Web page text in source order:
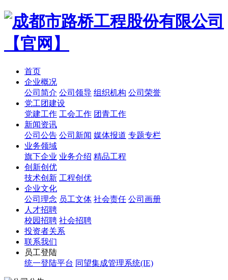
首页
企业概况
公司简介 公司领导 组织机构 公司荣誉
党工团建设
党建工作 工会工作 团青工作
新闻资讯
公司公告 公司新闻 媒体报道 专题专栏
业务领域
旗下企业 业务介绍 精品工程
创新创优
技术创新 工程创优
企业文化
公司理念 员工文体 社会责任 公司画册
人才招聘
校园招聘 社会招聘
投资者关系
联系我们
员工登陆
统一登陆平台 同望集成管理系统(IE)